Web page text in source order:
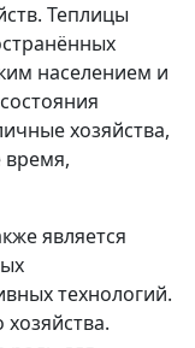
Теплицы
населением и
хозяйства,
время,
является
технологий.